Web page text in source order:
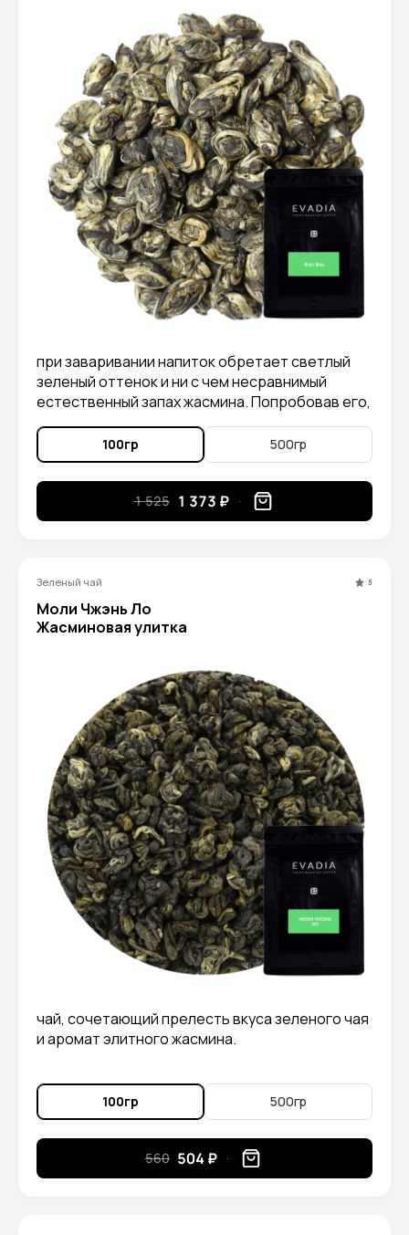
при заваривании напиток обретает светлый
зеленый оттенок и ни с чем несравнимый
естественный запах жасмина. Попробовав его,
вы ощутите изящный вкус первосортного
китайского зеленого чая с легким цветочным
послевкусием.
100гр 500гр
1 525 1 373 ₽
Зеленый чай 5
Моли Чжэнь Ло
Жасминовая улитка
чай, сочетающий прелесть вкуса зеленого чая
и аромат элитного жасмина.
100гр 500гр
560 504 ₽